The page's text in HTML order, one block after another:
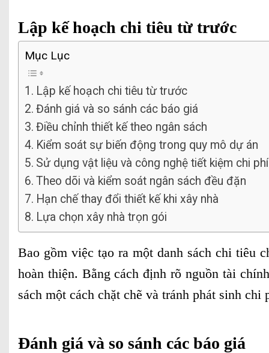
Lập kế hoạch chi tiêu từ trước
Mục Lục
Lập kế hoạch chi tiêu từ trước
Đánh giá và so sánh các báo giá
Điều chỉnh thiết kế theo ngân sách
Kiểm soát sự biến động trong quy mô dự án
Sử dụng vật liệu và công nghệ tiết kiệm chi phí
Theo dõi và kiểm soát ngân sách đều đặn
Hạn chế thay đổi thiết kế khi xây nhà
Lựa chọn xây nhà trọn gói
Bao gồm việc tạo ra một danh sách chi tiêu
hoàn thiện. Bằng cách định rõ nguồn tài
sách một cách chặt chẽ và tránh phát sinh chi
Đánh giá và so sánh các báo giá